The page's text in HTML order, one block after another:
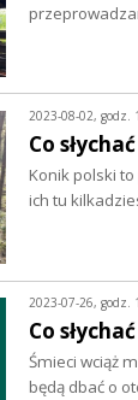
2023-08-02, godz.
Co
Konik polski
ich tu
2023-07-26, godz.
Co
Śmieci wciąż
będą dbać o